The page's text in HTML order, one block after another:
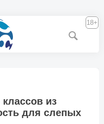
18+
из
для слепых